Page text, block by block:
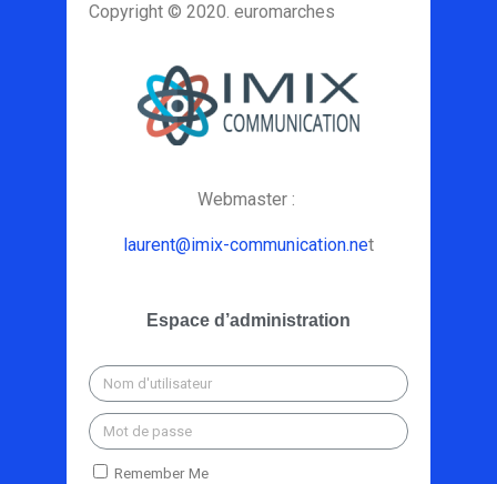
Copyright © 2020. euromarches
Webmaster :
laurent@imix-communication.net
Espace d’administration
Remember Me